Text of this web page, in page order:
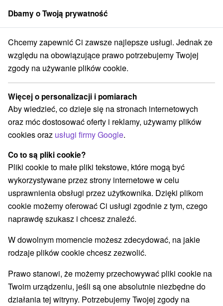
członek grupySorger
Žilinský kraj Krušetnica Múzeum kávy Oravakafe Krušetnica
Múzeum kávy Oravakafe
Krušetnica
Wyświetl stronę internetową Przejdź do
+421 948 527 957
Facebook
Opinii Google
Krušetnica 131
029 54 Krušetnica
GPS:
N +49° 22' 30.17''
Dbamy o Twoją prywatność
Chcemy zapewnić Ci zawsze najlepsze usługi. Jednak ze
względu na obowiązujące prawo potrzebujemy Twojej
zgody na używanie plików cookie.
Więcej o personalizacji i pomiarach
Aby wiedzieć, co dzieje się na stronach internetowych
oraz móc dostosować oferty i reklamy, używamy plików
cookies oraz usługi firmy Google.
Co to są pliki cookie?
Pliki cookie to małe pliki tekstowe, które mogą być
wykorzystywane przez strony internetowe w celu
usprawnienia obsługi przez użytkownika. Dzięki plikom
cookie możemy oferować Ci usługi zgodnie z tym, czego
naprawdę szukasz i chcesz znaleźć.
W dowolnym momencie możesz zdecydować, na jakie
rodzaje plików cookie chcesz zezwolić.
Prawo stanowi, że możemy przechowywać pliki cookie na
Twoim urządzeniu, jeśli są one absolutnie niezbędne do
działania tej witryny. Potrzebujemy Twojej zgody na